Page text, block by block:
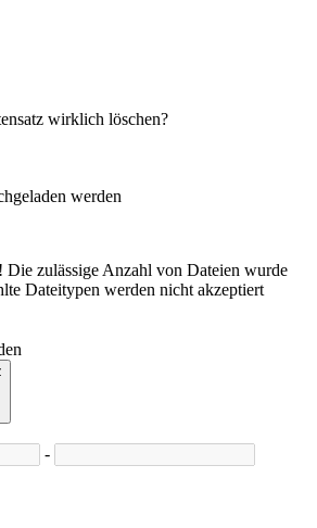
wirklich löschen?
werden
Die zulässige Anzahl von Dateien wurde
Dateitypen werden nicht akzeptiert
-